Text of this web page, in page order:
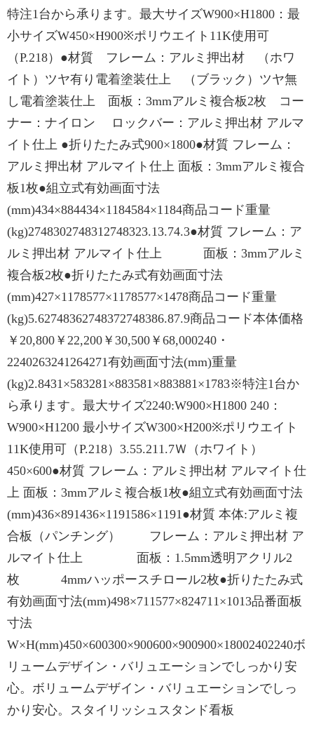
特注1台から承ります。最大サイズW900×H1800：最
小サイズW450×H900※ポリウエイト11K使用可
（P.218）●材質 フレーム：アルミ押出材 （ホワ
イト）ツヤ有り電着塗装仕上 （ブラック）ツヤ無
し電着塗装仕上 面板：3mmアルミ複合板2枚 コー
ナー：ナイロン ロックバー：アルミ押出材 アルマ
イト仕上 ●折りたたみ式900×1800●材質 フレーム：
アルミ押出材 アルマイト仕上 面板：3mmアルミ複合
板1枚●組立式有効画面寸法
(mm)434×884434×1184584×1184商品コード重量
(kg)2748302748312748323.13.74.3●材質 フレーム：ア
ルミ押出材 アルマイト仕上 面板：3mmアルミ
複合板2枚●折りたたみ式有効画面寸法
(mm)427×1178577×1178577×1478商品コード重量
(kg)5.62748362748372748386.87.9商品コード本体価格
￥20,800￥22,200￥30,500￥68,000240・
2240263241264271有効画面寸法(mm)重量
(kg)2.8431×583281×883581×883881×1783※特注1台か
ら承ります。最大サイズ2240:W900×H1800 240：
W900×H1200 最小サイズW300×H200※ポリウエイト
11K使用可（P.218）3.55.211.7Ｗ（ホワイト）
450×600●材質 フレーム：アルミ押出材 アルマイト仕
上 面板：3mmアルミ複合板1枚●組立式有効画面寸法
(mm)436×891436×1191586×1191●材質 本体:アルミ複
合板（パンチング） フレーム：アルミ押出材 ア
ルマイト仕上 面板：1.5mm透明アクリル2
枚 4mmハッポースチロール2枚●折りたたみ式
有効画面寸法(mm)498×711577×824711×1013品番面板
寸法
W×H(mm)450×600300×900600×900900×18002402240ボ
リュームデザイン・バリュエーションでしっかり安
心。ボリュームデザイン・バリュエーションでしっ
かり安心。スタイリッシュスタンド看板